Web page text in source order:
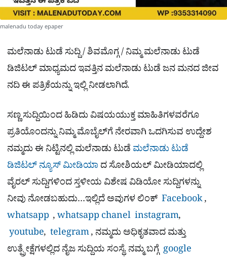
malenadu today epaper
ಮಲೆನಾಡು ಟುಡೆ ಸುದ್ದಿ / ಶಿವಮೊಗ್ಗ / ನಿಮ್ಮ ಮಲೆನಾಡು ಟುಡೆ
ಡಿಜಿಟಲ್ ಮಾಧ್ಯಮದ ಇವತ್ತಿನ ಮಲೆನಾಡು ಟುಡೆ ಜನ ಮನದ ಜೀವ
ನದಿ ಈ ಪತ್ರಿಕೆಯನ್ನು ಇಲ್ಲಿ ನೀಡಲಾಗಿದೆ.
ಸಣ್ಣ ಸುದ್ದಿಯಿಂದ ಹಿಡಿದು ವಿಷಯಯುಕ್ತ ಮಾಹಿತಿಗಳವರೆಗೂ
ಪ್ರತಿಯೊಂದನ್ನು ನಿಮ್ಮ ಮೊಬೈಲ್​ಗೆ ನೇರವಾಗಿ ಒದಗಿಸುವ ಉದ್ದೇಶ
ನಮ್ಮದು ಈ ನಿಟ್ಟಿನಲ್ಲಿ ಮಲೆನಾಡು ಟುಡೆ ಮಲೆನಾಡು ಟುಡೆ
ಡಿಜಿಟಲ್ ನ್ಯೂಸ್ ಮೀಡಿಯಾ ದ ಸೋಶಿಯಲ್​ ಮೀಡಿಯಾದಲ್ಲಿ
ವೈರಲ್​ ಸುದ್ದಿಗಳಿಂದ ಸ್ತಳೀಯ ವಿಶೇಷ ವಿಡಿಯೋ ಸುದ್ದಿಗಳನ್ನು
ನೀವು ನೋಡಬಹುದು…ಇಲ್ಲಿದೆ ಅವುಗಳ ಲಿಂಕ್ Facebook,
whatsapp ,whatsapp chanel instagram,
youtube, telegram, ನಮ್ಮದು ಅಧಿಕೃತವಾದ ಮತ್ತು
ಉತ್ಪ್ರೇಕ್ಷೆಗಳಲ್ಲಿದ ನೈಜ ಸುದ್ದಿಯ ಸಂಸ್ಥೆ. ನಮ್ಮ ಬಗ್ಗೆ google